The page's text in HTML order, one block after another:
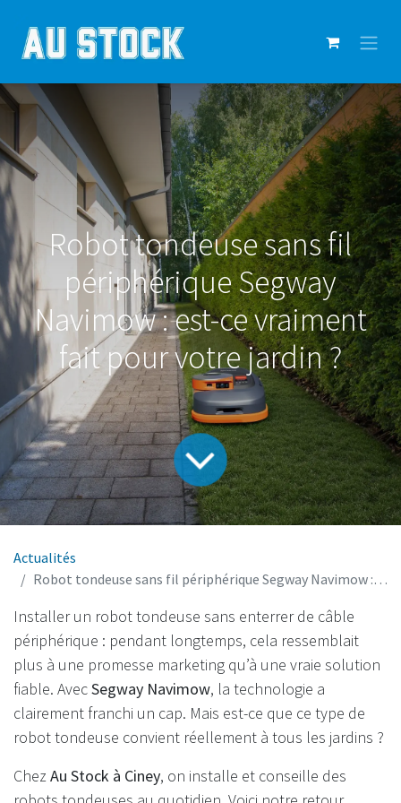
Robot tondeuse sans fil
périphérique Segway
Navimow : est-ce vraiment
fait pour votre jardin ?
Actualités
Robot tondeuse sans fil périphérique Segway Navimow : est-ce vraiment fait pour votre jardin ?
Installer un robot tondeuse sans enterrer de câble
périphérique : pendant longtemps, cela ressemblait
plus à une promesse marketing qu’à une vraie solution
fiable. AvecSegway Navimow, la technologie a
clairement franchi un cap. Mais est-ce que ce type de
robot tondeuse convient réellement à tous les jardins ?
ChezAu Stock à Ciney, on installe et conseille des